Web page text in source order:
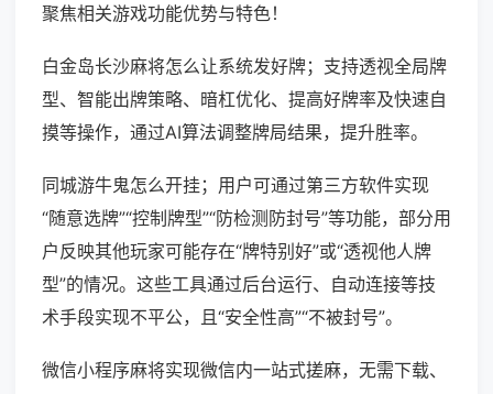
聚焦相关游戏功能优势与特色！
白金岛长沙麻将怎么让系统发好牌；支持透视全局牌
型、智能出牌策略、暗杠优化、提高好牌率及快速自
摸等操作，通过AI算法调整牌局结果，提升胜率。
同城游牛鬼怎么开挂；用户可通过第三方软件实现
“随意选牌”“控制牌型”“防检测防封号”等功能，部分用
户反映其他玩家可能存在“牌特别好”或“透视他人牌
型”的情况。这些工具通过后台运行、自动连接等技
术手段实现不平公，且“安全性高”“不被封号”。
微信小程序麻将实现微信内一站式搓麻，无需下载、